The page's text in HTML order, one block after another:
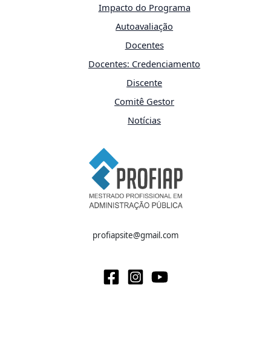
Impacto do Programa
Autoavaliação
Docentes
Docentes: Credenciamento
Discente
Comitê Gestor
Notícias
profiapsite@gmail.com